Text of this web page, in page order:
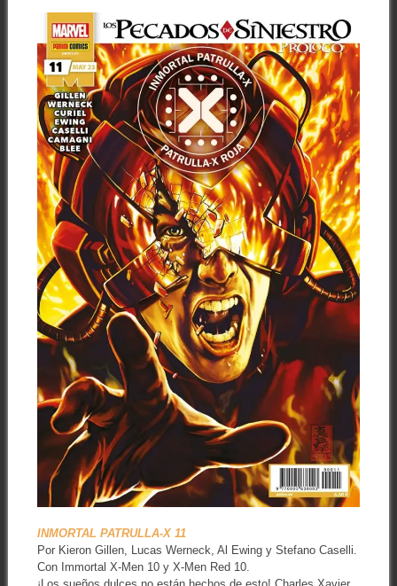
INMORTAL PATRULLA-X 11
Por Kieron Gillen, Lucas Werneck, Al Ewing y Stefano Caselli.
Con Immortal X-Men 10 y X-Men Red 10.